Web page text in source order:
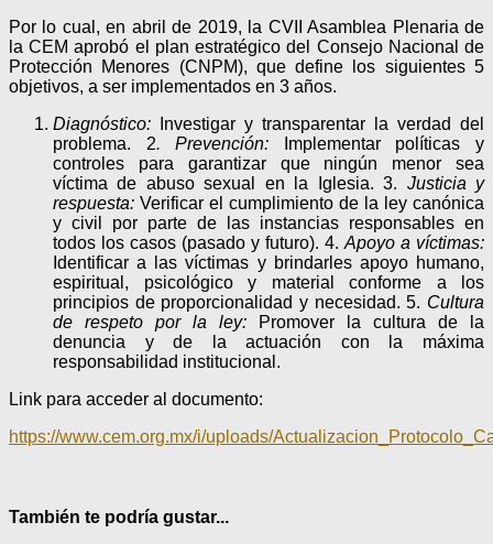
Por lo cual, en abril de 2019, la CVII Asamblea Plenaria de
la CEM aprobó el plan estratégico del Consejo Nacional de
Protección Menores (CNPM), que define los siguientes 5
objetivos, a ser implementados en 3 años.
Diagnóstico: Investigar y transparentar la verdad del
problema. 2. Prevención: Implementar políticas y
controles para garantizar que ningún menor sea
víctima de abuso sexual en la Iglesia. 3. Justicia y
respuesta: Verificar el cumplimiento de la ley canónica
y civil por parte de las instancias responsables en
todos los casos (pasado y futuro). 4. Apoyo a víctimas:
Identificar a las víctimas y brindarles apoyo humano,
espiritual, psicológico y material conforme a los
principios de proporcionalidad y necesidad. 5. Cultura
de respeto por la ley:
Promover la cultura de la
denuncia y de la actuación con la máxima
responsabilidad institucional.
Link para acceder al documento:
https://www.cem.org.mx/i/uploads/
También te podría gustar...